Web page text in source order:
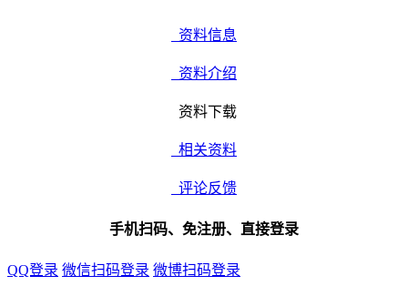
资料信息
资料介绍
资料下载
相关资料
评论反馈
手机扫码、免注册、直接登录
QQ登录 微信扫码登录 微博扫码登录